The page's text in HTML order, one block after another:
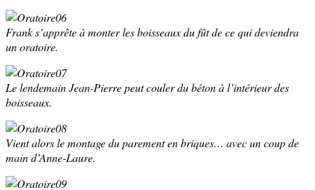
Frank s’apprête à monter les boisseaux du fût de ce qui deviendra
un oratoire.
Le lendemain Jean-Pierre peut couler du béton à l’intérieur des
boisseaux.
Vient alors le montage du parement en briques… avec un coup de
main d’Anne-Laure.